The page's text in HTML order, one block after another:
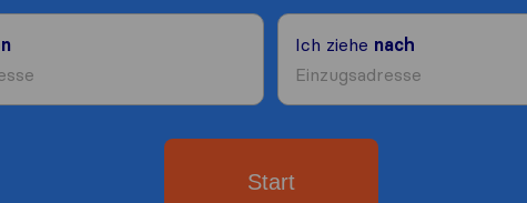
Ich ziehe nach
Start